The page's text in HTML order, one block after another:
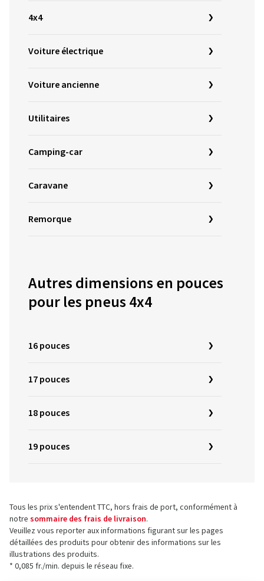
4x4
Voiture électrique
Voiture ancienne
Utilitaires
Camping-car
Caravane
Remorque
Autres dimensions en pouces
pour les pneus 4x4
16 pouces
17 pouces
18 pouces
19 pouces
Tous les prix s'entendent TTC, hors frais de port, conformément à
notre sommaire des frais de livraison.
Veuillez vous reporter aux informations figurant sur les pages
détaillées des produits pour obtenir des informations sur les
illustrations des produits.
* 0,085 fr./min. depuis le réseau fixe.